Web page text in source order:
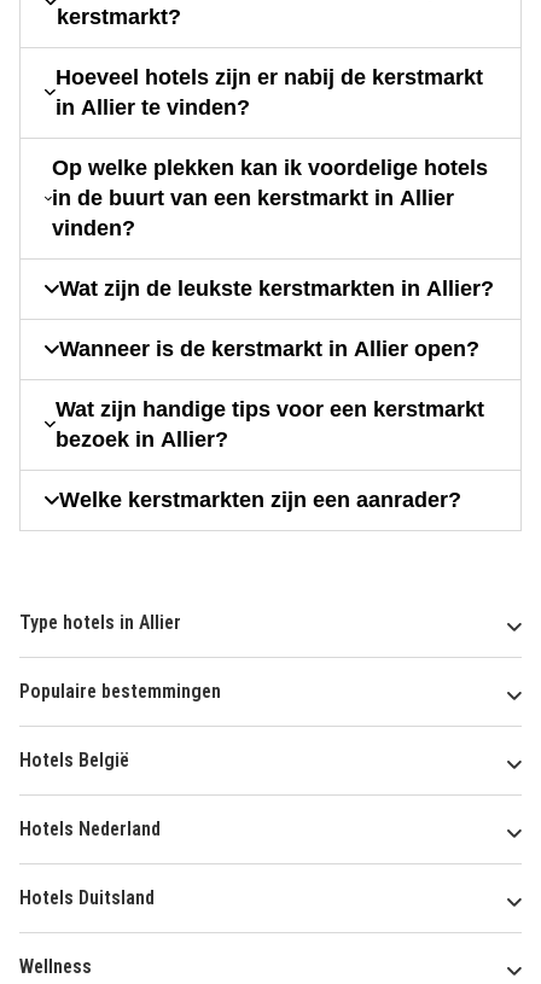
kerstmarkt?
Hoeveel hotels zijn er nabij de kerstmarkt
in Allier te vinden?
Op welke plekken kan ik voordelige hotels
in de buurt van een kerstmarkt in Allier
vinden?
Wat zijn de leukste kerstmarkten in Allier?
Wanneer is de kerstmarkt in Allier open?
Wat zijn handige tips voor een kerstmarkt
bezoek in Allier?
Welke kerstmarkten zijn een aanrader?
Type hotels in Allier
Populaire bestemmingen
Hotels België
Hotels Nederland
Hotels Duitsland
Wellness